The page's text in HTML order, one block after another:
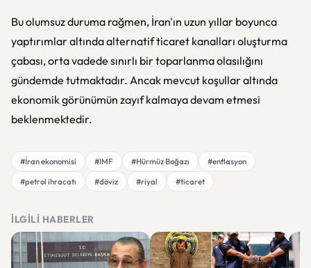
Bu olumsuz duruma rağmen, İran'ın uzun yıllar boyunca
yaptırımlar altında alternatif ticaret kanalları oluşturma
çabası, orta vadede sınırlı bir toparlanma olasılığını
gündemde tutmaktadır. Ancak mevcut koşullar altında
ekonomik görünümün zayıf kalmaya devam etmesi
beklenmektedir.
#İran ekonomisi #IMF #Hürmüz Boğazı
#enflasyon
#petrol ihracatı
#döviz #riyal #ticaret
İLGILI HABERLER